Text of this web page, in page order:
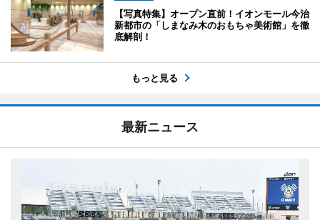
【写真特集】オープン直前！イオンモール今治
新都市の「しまなみ木のおもちゃ美術館」を徹
底解剖！
もっと見る
最新ニュース